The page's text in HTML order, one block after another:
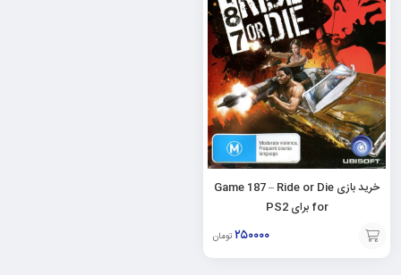
خرید بازی Game 187 – Ride or Die
for برای PS2
۲۵۰۰۰۰ تومان
افزودن